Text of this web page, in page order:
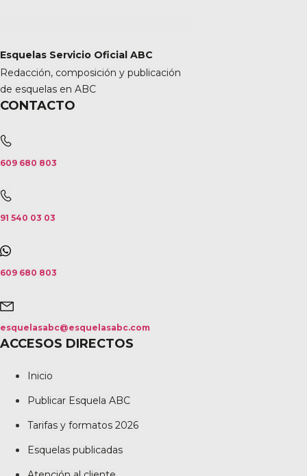
Esquelas Servicio Oficial ABC
Redacción, composición y publicación
de esquelas en ABC
CONTACTO
609 680 803
91 540 03 03
609 680 803
esquelasabc@esquelasabc.com
ACCESOS DIRECTOS
Inicio
Publicar Esquela ABC
Tarifas y formatos 2026
Esquelas publicadas